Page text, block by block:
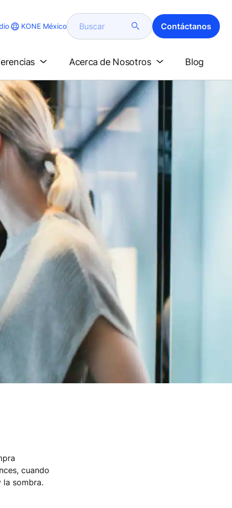
KONE México Buscar Contáctanos
Acerca de Nosotros Blog
cuando
la sombra.